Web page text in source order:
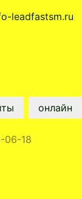
leadfastsm.ru
онлайн
06-18